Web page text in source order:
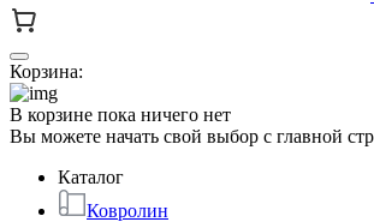
Корзина:
В корзине пока ничего нет
Вы можете начать свой выбор с главной
Каталог
Ковролин